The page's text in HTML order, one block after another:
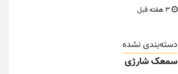
دسته‌بندی نشده
سمعک شارژی